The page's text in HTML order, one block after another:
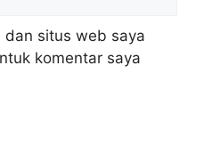
dan situs web saya
komentar saya